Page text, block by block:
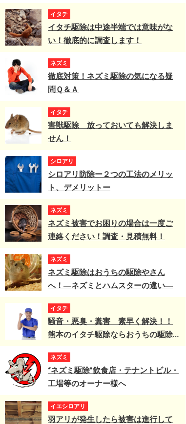
イタチ
イタチ駆除は中途半端では意味がな
い！徹底的に調査します！
ネズミ
徹底対策！ネズミ駆除の気になる疑
問Ｑ＆Ａ
イタチ
害獣駆除 放っておいても解決しま
せん！
シロアリ
シロアリ防除ー２つの工法のメリッ
ト、デメリットー
ネズミ
ネズミ被害でお困りの場合は一度ご
連絡ください！調査・見積無料！
ネズミ
ネズミ駆除はおうちの駆除やさん
へ！―ネズミとハムスターの違い―
イタチ
騒音・悪臭・糞害 素早く解決！！
熊本のイタチ駆除ならおうちの駆除
ネズミ
“ネズミ駆除”飲食店・テナントビル・
工場等のオーナー様へ
イエシロアリ
羽アリが発生したら被害は進行して